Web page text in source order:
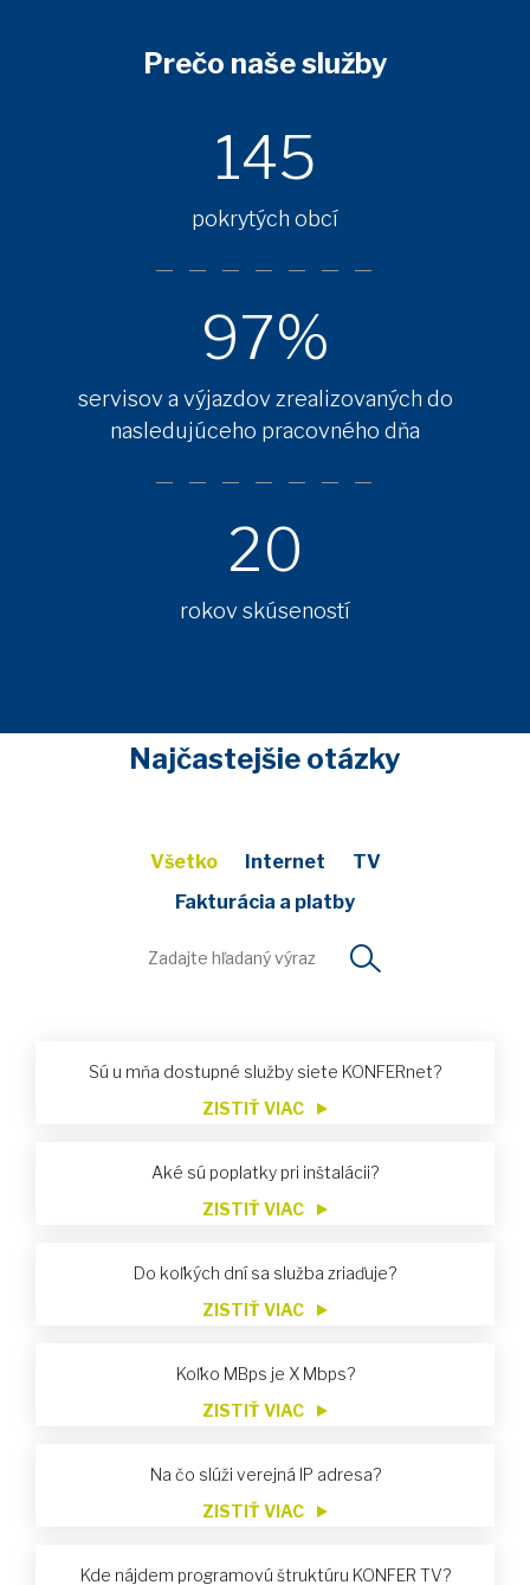
Prečo naše služby
145
pokrytých obcí
97%
servisov a výjazdov zrealizovaných do
nasledujúceho pracovného dňa
20
rokov skúseností
Najčastejšie otázky
Všetko Internet
TV
Fakturácia a platby
Sú u mňa dostupné služby siete KONFERnet?
ZISTIŤ VIAC
Aké sú poplatky pri inštalácii?
ZISTIŤ VIAC
Do koľkých dní sa služba zriaďuje?
ZISTIŤ VIAC
Koľko MBps je X Mbps?
ZISTIŤ VIAC
Na čo slúži verejná IP adresa?
ZISTIŤ VIAC
Kde nájdem programovú štruktúru KONFER TV?